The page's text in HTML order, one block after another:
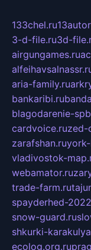
133chel.ru
3-d-file.ru3d-
airgungames.ru
aria-family.ru
bankaribi.ru
blagodarenie-
cardvoice.ruzed-
zarafshan.ru
vladivostok-
webamator.ru
trade-farm.ru
spayderhed-
snow-guard.ru
shkurki-
ecolog.org.ru